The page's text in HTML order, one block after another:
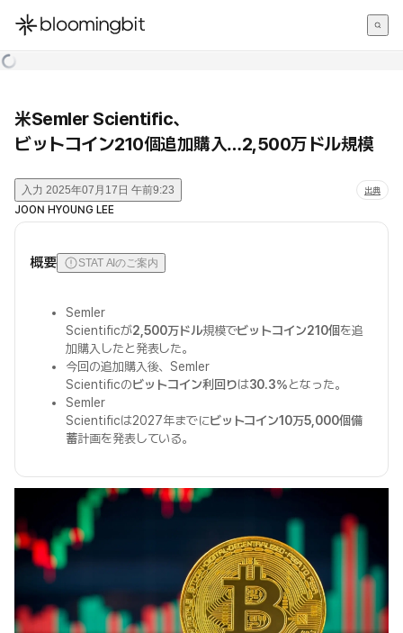
한국어
米Semler Scientific、
ビットコイン210個追加購入…2,500万ドル規模
入力 2025年07月17日 午前9:23 出典
JOON HYOUNG LEE
概要 STAT AIのご案内
Semler
Scientificが2,500万ドル規模でビットコイン210個を追
加購入したと発表した。
今回の追加購入後、Semler
Scientificのビットコイン利回りは30.3%となった。
Semler
Scientificは2027年までにビットコイン10万5,000個備
蓄計画を発表している。